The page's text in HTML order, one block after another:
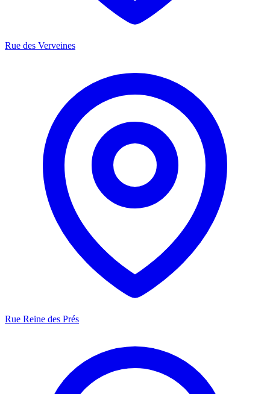
Rue des Verveines
Rue Reine des Prés